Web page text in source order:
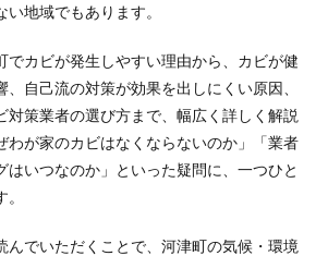
地域でもあります。
でカビが発生しやすい理由から、カビが健
、自己流の対策が効果を出しにくい原因、
対策業者の選び方まで、幅広く詳しく解説
わが家のカビはなくならないのか」「業者
はいつなのか」といった疑問に、一つひと
んでいただくことで、河津町の気候・環境